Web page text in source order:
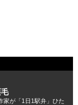
家が「1日1駅弁」ひた